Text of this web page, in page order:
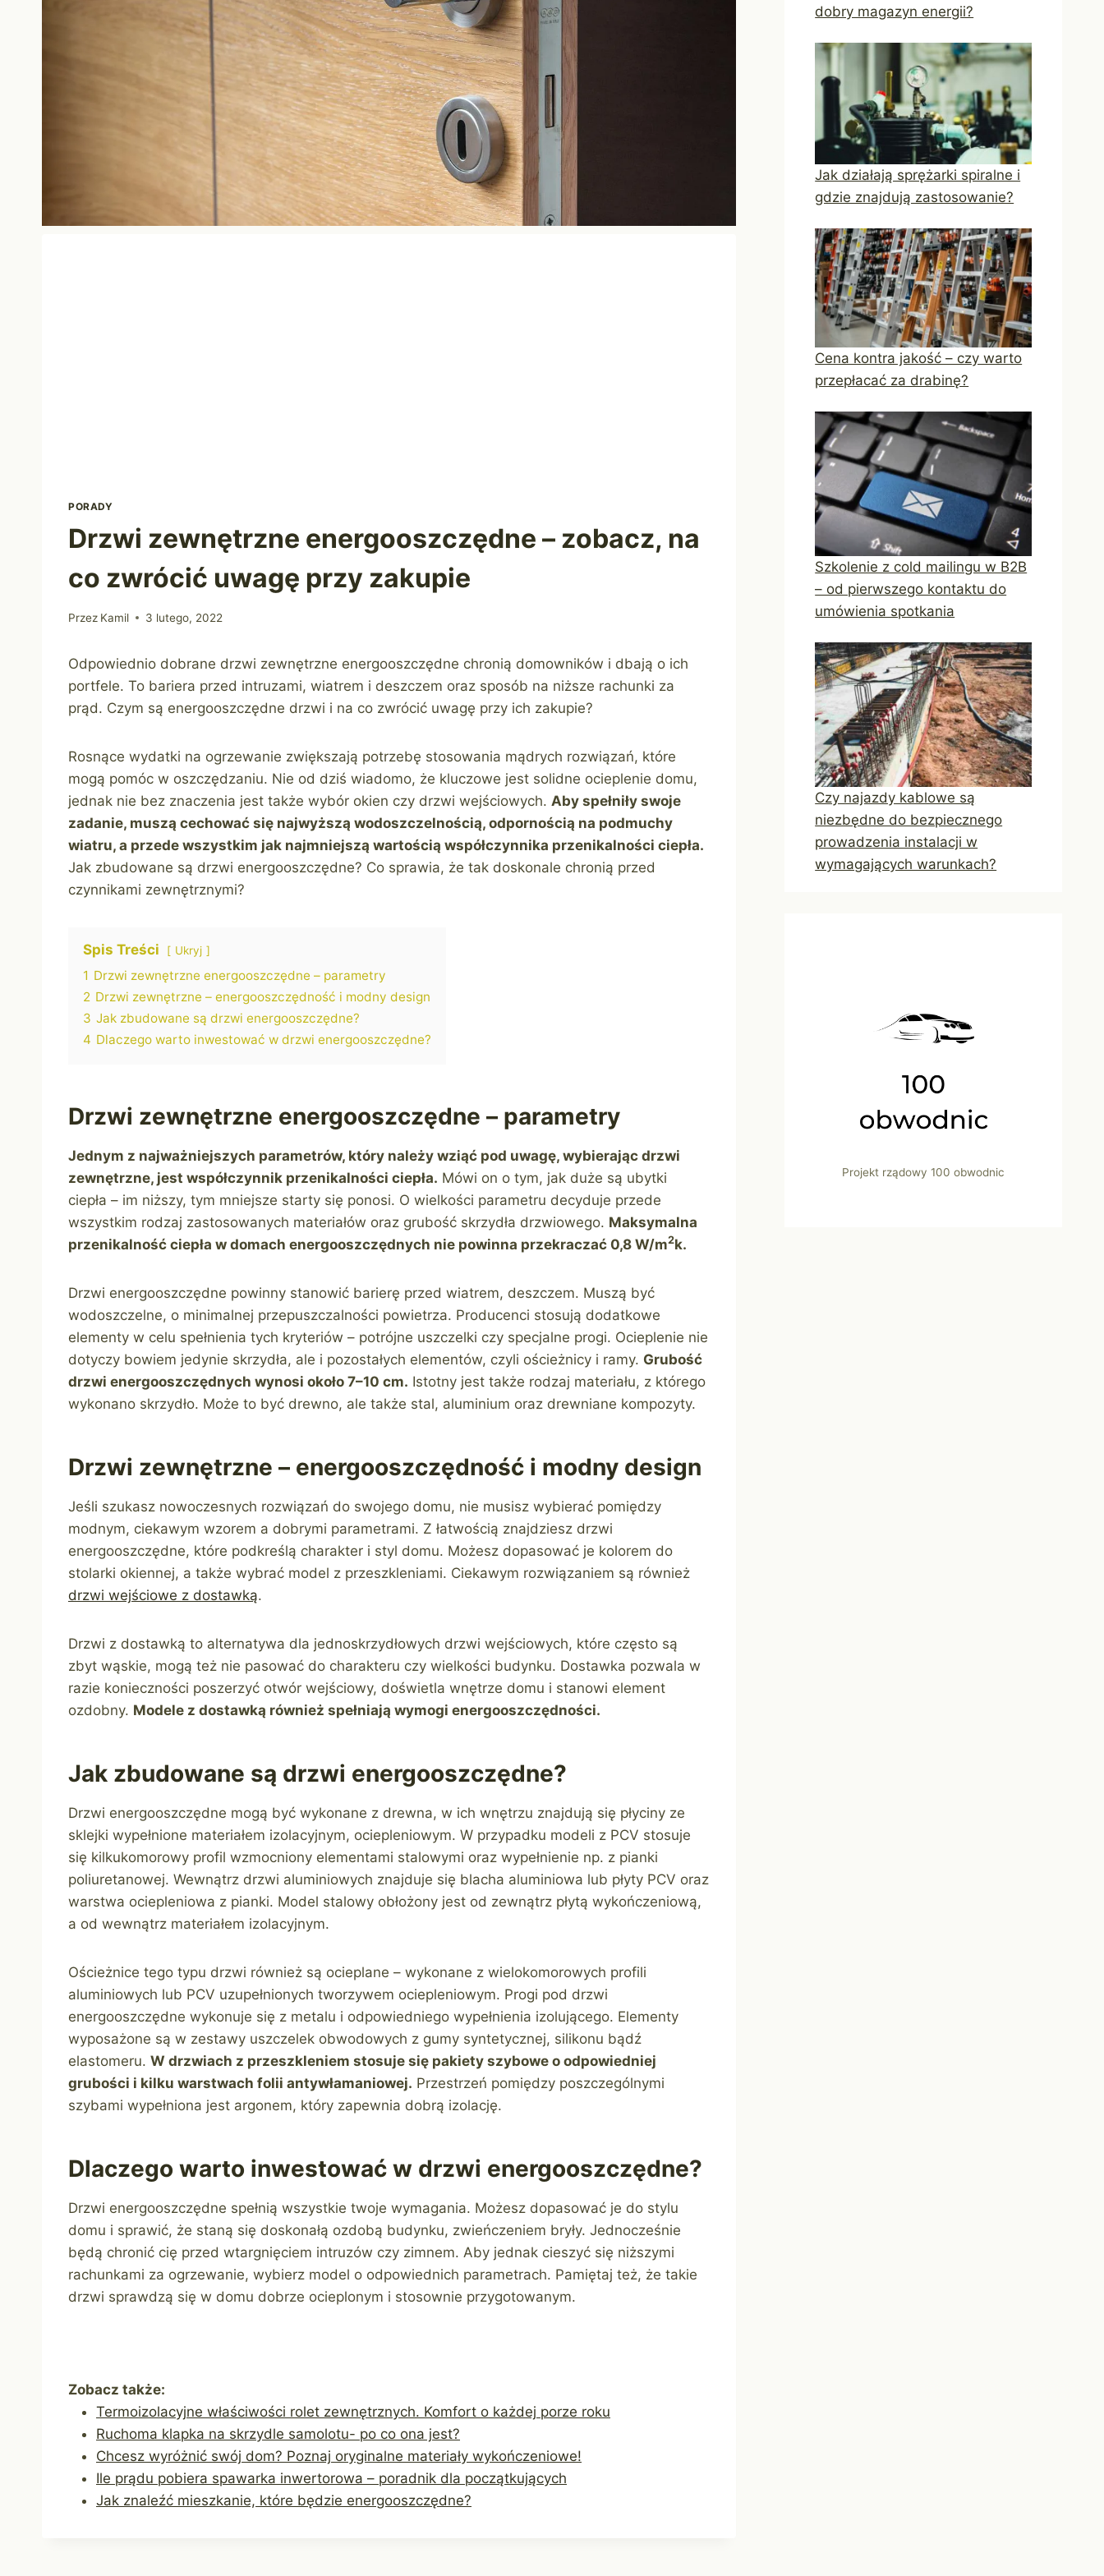
PORADY
Drzwi zewnętrzne energooszczędne – zobacz, na
co zwrócić uwagę przy zakupie
Przez Kamil 3 lutego, 2022
Odpowiednio dobrane drzwi zewnętrzne energooszczędne chronią domowników i dbają o ich
portfele. To bariera przed intruzami, wiatrem i deszczem oraz sposób na niższe rachunki za
prąd. Czym są energooszczędne drzwi i na co zwrócić uwagę przy ich zakupie?
Rosnące wydatki na ogrzewanie zwiększają potrzebę stosowania mądrych rozwiązań, które
mogą pomóc w oszczędzaniu. Nie od dziś wiadomo, że kluczowe jest solidne ocieplenie domu,
jednak nie bez znaczenia jest także wybór okien czy drzwi wejściowych. Aby spełniły swoje
zadanie, muszą cechować się najwyższą wodoszczelnością, odpornością na podmuchy
wiatru, a przede wszystkim jak najmniejszą wartością współczynnika przenikalności ciepła.
Jak zbudowane są drzwi energooszczędne? Co sprawia, że tak doskonale chronią przed
czynnikami zewnętrznymi?
Spis Treści Ukryj
1 Drzwi zewnętrzne energooszczędne – parametry
2 Drzwi zewnętrzne – energooszczędność i modny design
3 Jak zbudowane są drzwi energooszczędne?
4 Dlaczego warto inwestować w drzwi energooszczędne?
Drzwi zewnętrzne energooszczędne – parametry
Jednym z najważniejszych parametrów, który należy wziąć pod uwagę, wybierając drzwi
zewnętrzne, jest współczynnik przenikalności ciepła. Mówi on o tym, jak duże są ubytki
ciepła – im niższy, tym mniejsze starty się ponosi. O wielkości parametru decyduje przede
wszystkim rodzaj zastosowanych materiałów oraz grubość skrzydła drzwiowego. Maksymalna
przenikalność ciepła w domach energooszczędnych nie powinna przekraczać 0,8 W/m2k.
Drzwi energooszczędne powinny stanowić barierę przed wiatrem, deszczem. Muszą być
wodoszczelne, o minimalnej przepuszczalności powietrza. Producenci stosują dodatkowe
elementy w celu spełnienia tych kryteriów – potrójne uszczelki czy specjalne progi. Ocieplenie nie
dotyczy bowiem jedynie skrzydła, ale i pozostałych elementów, czyli ościeżnicy i ramy. Grubość
drzwi energooszczędnych wynosi około 7–10 cm. Istotny jest także rodzaj materiału, z którego
wykonano skrzydło. Może to być drewno, ale także stal, aluminium oraz drewniane kompozyty.
Drzwi zewnętrzne – energooszczędność i modny design
Jeśli szukasz nowoczesnych rozwiązań do swojego domu, nie musisz wybierać pomiędzy
modnym, ciekawym wzorem a dobrymi parametrami. Z łatwością znajdziesz drzwi
energooszczędne, które podkreślą charakter i styl domu. Możesz dopasować je kolorem do
stolarki okiennej, a także wybrać model z przeszkleniami. Ciekawym rozwiązaniem są również
drzwi wejściowe z dostawką.
Drzwi z dostawką to alternatywa dla jednoskrzydłowych drzwi wejściowych, które często są
zbyt wąskie, mogą też nie pasować do charakteru czy wielkości budynku. Dostawka pozwala w
razie konieczności poszerzyć otwór wejściowy, doświetla wnętrze domu i stanowi element
ozdobny. Modele z dostawką również spełniają wymogi energooszczędności.
Jak zbudowane są drzwi energooszczędne?
Drzwi energooszczędne mogą być wykonane z drewna, w ich wnętrzu znajdują się płyciny ze
sklejki wypełnione materiałem izolacyjnym, ociepleniowym. W przypadku modeli z PCV stosuje
się kilkukomorowy profil wzmocniony elementami stalowymi oraz wypełnienie np. z pianki
poliuretanowej. Wewnątrz drzwi aluminiowych znajduje się blacha aluminiowa lub płyty PCV oraz
warstwa ociepleniowa z pianki. Model stalowy obłożony jest od zewnątrz płytą wykończeniową,
a od wewnątrz materiałem izolacyjnym.
Ościeżnice tego typu drzwi również są ocieplane – wykonane z wielokomorowych profili
aluminiowych lub PCV uzupełnionych tworzywem ociepleniowym. Progi pod drzwi
energooszczędne wykonuje się z metalu i odpowiedniego wypełnienia izolującego. Elementy
wyposażone są w zestawy uszczelek obwodowych z gumy syntetycznej, silikonu bądź
elastomeru. W drzwiach z przeszkleniem stosuje się pakiety szybowe o odpowiedniej
grubości i kilku warstwach folii antywłamaniowej. Przestrzeń pomiędzy poszczególnymi
szybami wypełniona jest argonem, który zapewnia dobrą izolację.
Dlaczego warto inwestować w drzwi energooszczędne?
Drzwi energooszczędne spełnią wszystkie twoje wymagania. Możesz dopasować je do stylu
domu i sprawić, że staną się doskonałą ozdobą budynku, zwieńczeniem bryły. Jednocześnie
będą chronić cię przed wtargnięciem intruzów czy zimnem. Aby jednak cieszyć się niższymi
rachunkami za ogrzewanie, wybierz model o odpowiednich parametrach. Pamiętaj też, że takie
drzwi sprawdzą się w domu dobrze ocieplonym i stosownie przygotowanym.
Zobacz także:
Termoizolacyjne właściwości rolet zewnętrznych. Komfort o każdej porze roku
Ruchoma klapka na skrzydle samolotu- po co ona jest?
Chcesz wyróżnić swój dom? Poznaj oryginalne materiały wykończeniowe!
Ile prądu pobiera spawarka inwertorowa – poradnik dla początkujących
Jak znaleźć mieszkanie, które będzie energooszczędne?
dobry magazyn energii?
Jak działają sprężarki spiralne i
gdzie znajdują zastosowanie?
Cena kontra jakość – czy warto
przepłacać za drabinę?
Szkolenie z cold mailingu w B2B
– od pierwszego kontaktu do
umówienia spotkania
Czy najazdy kablowe są
niezbędne do bezpiecznego
prowadzenia instalacji w
wymagających warunkach?
Projekt rządowy 100 obwodnic